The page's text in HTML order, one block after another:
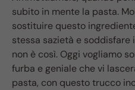
subito in mente la pasta.
sostituire questo
stessa sazietà e
non è così. Oggi vogliamo
furba e geniale che vi
pasta, con questo trucco